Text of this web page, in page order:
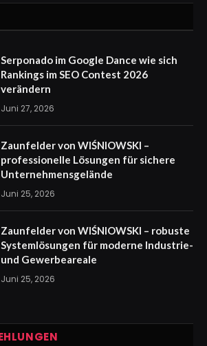
Serponado im Google Dance wie sich
Rankings im SEO Contest 2026
verändern
Juni 27, 2026
Zaunfelder von WIŚNIOWSKI –
professionelle Lösungen für sichere
Unternehmensgelände
Juni 25, 2026
Zaunfelder von WIŚNIOWSKI – robuste
Systemlösungen für moderne Industrie-
und Gewerbeareale
Juni 25, 2026